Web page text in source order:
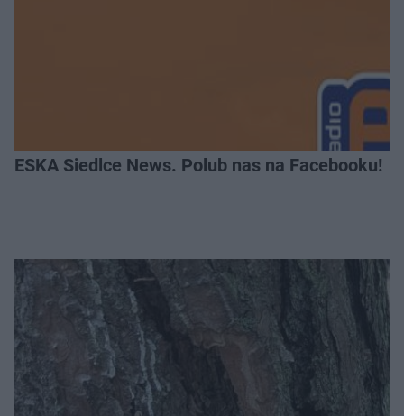
ESKA Siedlce News. Polub nas na Facebooku!